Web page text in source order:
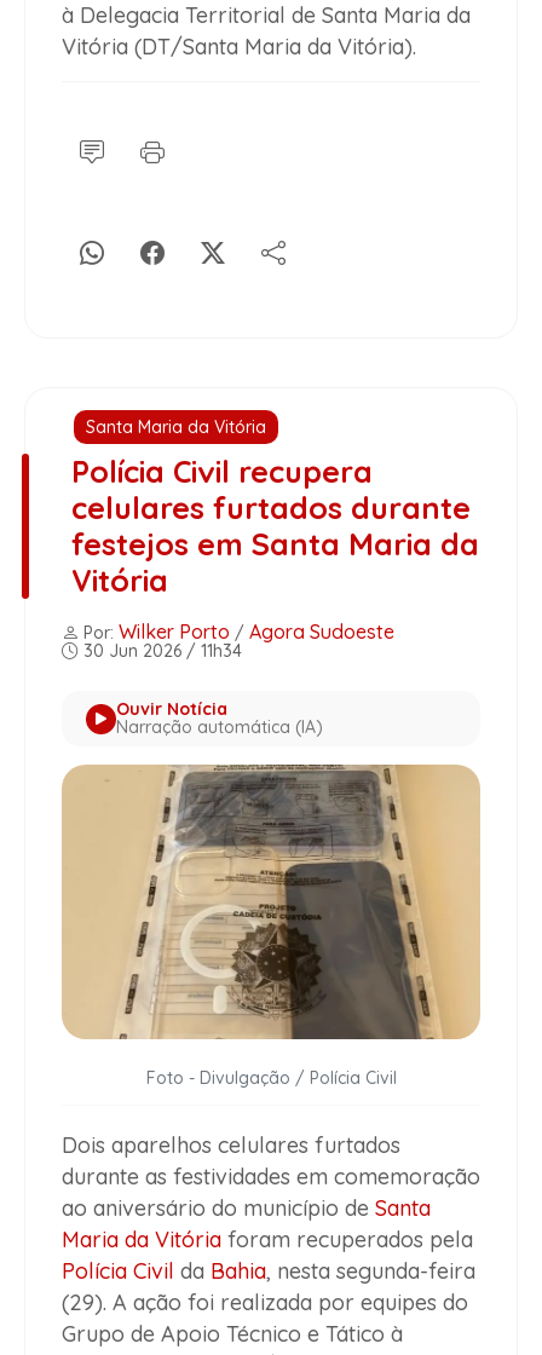
à Delegacia Territorial de Santa Maria da
Vitória (DT/Santa Maria da Vitória).
Santa Maria da Vitória
Polícia Civil recupera
celulares furtados durante
festejos em Santa Maria da
Vitória
Por: Wilker Porto / Agora Sudoeste
30 Jun 2026 / 11h34
Ouvir Notícia
Narração automática (IA)
Foto - Divulgação / Polícia Civil
Dois aparelhos celulares furtados
durante as festividades em comemoração
ao aniversário do município de Santa
Maria da Vitória foram recuperados pela
Polícia Civil da Bahia, nesta segunda-feira
(29). A ação foi realizada por equipes do
Grupo de Apoio Técnico e Tático à